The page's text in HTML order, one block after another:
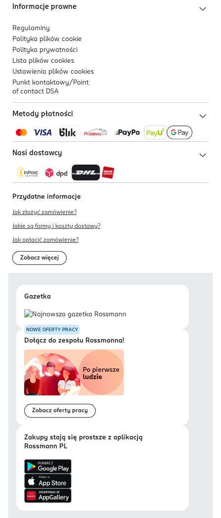
Informacje prawne
Regulaminy
Polityka plików cookie
Polityka prywatności
Lista plików cookies
Ustawienia plików cookies
Punkt kontaktowy/ Point
of contact DSA
Metody płatności
Nasi dostawcy
Przydatne informacje
Jak złożyć zamówienie?
Jakie są formy i koszty dostawy?
Jak opłacić zamówienie?
Zobacz więcej
Gazetka
NOWE OFERTY PRACY
Dołącz do zespołu Rossmanna!
Zobacz oferty pracy
Zakupy stają się prostsze z aplikacją
Rossmann PL